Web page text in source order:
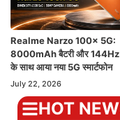
Realme Narzo 100x 5G:
8000mAh बैटरी और 144Hz
के साथ आया नया 5G स्मार्टफोन
July 22, 2026
HOT